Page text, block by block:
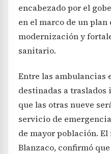
encabezado por el
en el marco de un
modernización y
sanitario.
Entre las ambulancias
destinadas a
que las otras nueve
servicio de
de mayor población.
Blanzaco, confirmó